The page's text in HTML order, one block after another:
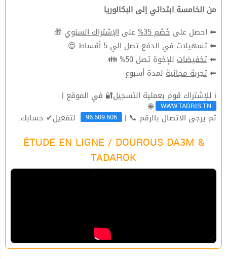
من الخامسة ابتدائي إلى البكالوريا
⬅ احصل على خَصْم 35% على الإشتراك السنوي 🎁
⬅تسهيلات في الدفع تصل الي 5 أقساط 😍
⬅تخفيضات للإخوة تصل 50% 👪
⬅تجربة مجانية لمدة أسبوع
ℹ للإشتراك قوم بعملية التسجيل🔐 في الموقع |
WWW.TADRIS.TN
🌐
ثم يرجى الاتصال بالرقم 📞 | 96.609.606 لتفعيل✔ حسابك.
ÉTUDE EN LIGNE / DOUROUS DA3M &
TADAROK